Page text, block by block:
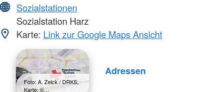
Sozialstationen
Sozialstation Harz
Karte: Link zur Google Maps Ansicht
Foto: A. Zelck / DRKS,
Karte: ©…
Adressen